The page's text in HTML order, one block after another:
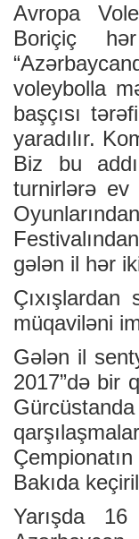
Avropa
Boriçiç
voleybolla
başçısı
yaradılır.
Biz bu
turnirlərə ev
gələn il hər
müqaviləni
Gələn il
2017”də bir
Bakıda
Yarışda